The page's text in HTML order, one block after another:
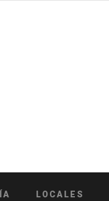
LOCALES